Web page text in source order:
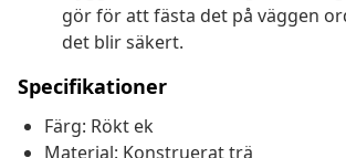
gör för att fästa det på väggen
det blir säkert.
Specifikationer
Färg: Rökt ek
Material: Konstruerat trä